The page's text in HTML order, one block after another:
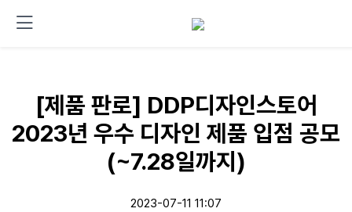
[제품 판로] DDP디자인스토어
2023년 우수 디자인 제품 입점 공모
(~7.28일까지)
2023-07-11 11:07